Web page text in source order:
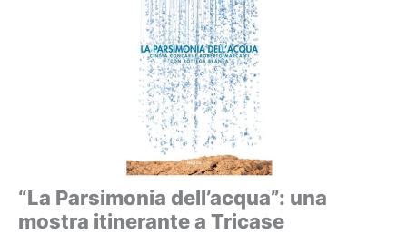
“La Parsimonia dell’acqua”: una
mostra itinerante a Tricase